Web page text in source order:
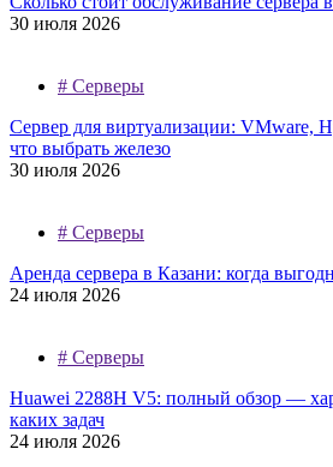
30 июля 2026
# Серверы
Сервер для виртуализации:
что выбрать железо
30 июля 2026
# Серверы
Аренда сервера в Казани: когда
24 июля 2026
# Серверы
Huawei 2288H V5: полный обзор —
каких задач
24 июля 2026